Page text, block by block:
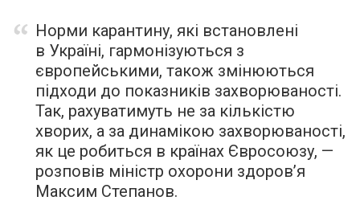
Норми карантину, які встановлені
в Україні, гармонізуються з
європейськими, також змінюються
підходи до показників захворюваності.
Так, рахуватимуть не за кількістю
хворих, а за динамікою захворюваності,
як це робиться в країнах Євросоюзу, —
розповів міністр охорони здоров’я
Максим Степанов.